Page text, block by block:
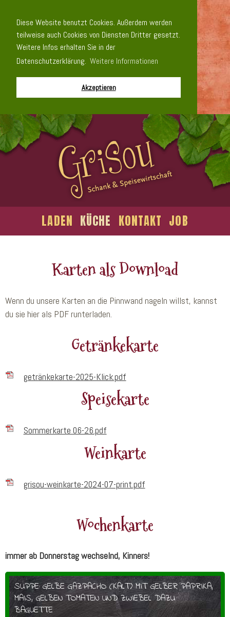
Diese Website benutzt Cookies. Außerdem werden
teilweise auch Cookies von Diensten Dritter gesetzt.
Weitere Infos erhalten Sie in der
Datenschutzerklärung. Weitere Informationen
Akzeptieren
LADEN KÜCHE KONTAKT JOB
Karten als Download
Wenn du unsere Karten an die Pinnwand nageln willst, kannst
du sie hier als PDF runterladen.
Getränkekarte
getränkekarte-2025-Klick.pdf
Speisekarte
Sommerkarte 06-26.pdf
Weinkarte
grisou-weinkarte-2024-07-print.pdf
Wochenkarte
immer ab Donnerstag wechselnd, Kinners!
SUPPE: GELBE GAZPACHO (KALT) MIT GELBER PAPRIKA,
MAIS, GELBEN TOMATEN UND ZWIEBEL DAZU
BAGUETTE